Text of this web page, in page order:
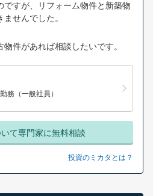
ですが、リフォーム物件と新築物
せんでした。
物件があれば相談したいです。
務（一般社員）
て専門家に無料相談
投資のミカタとは？